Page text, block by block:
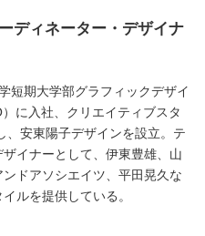
ディネーター・デザイナ
短期大学部グラフィックデザイ
に入社、クリエイティブスタ
、安東陽子デザインを設立。テ
イナーとして、伊東豊雄、山
ドアソシエイツ、平田晃久な
ルを提供している。